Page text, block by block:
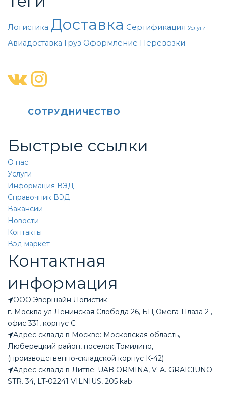
Логистика Доставка Сертификация Услуги
Авиадоставка Груз Оформление Перевозки
CОТРУДНИЧЕСТВО
Быстрые ссылки
О нас
Услуги
Информация ВЭД
Справочник ВЭД
Вакансии
Новости
Контакты
Вэд маркет
Контактная
информация
ООО Эвершайн Логистик
г. Москва ул Ленинская Слобода 26, БЦ Омега-Плаза 2 ,
офис 331, корпус С
Адрес склада в Москве: Московская область,
Люберецкий район, поселок Томилино,
(производственно-складской корпус К-42)
Адрес склада в Литве: UAB ORMINA, V. A. GRAICIUNO
STR. 34, LT-02241 VILNIUS, 205 kab